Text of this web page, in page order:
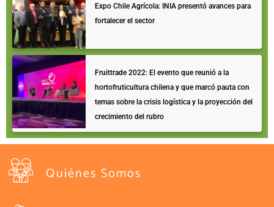
Expo Chile Agrícola: INIA presentó avances para
fortalecer el sector
Fruittrade 2022: El evento que reunió a la
hortofruticultura chilena y que marcó pauta con
temas sobre la crisis logística y la proyección del
crecimiento del rubro
Quiénes Somos